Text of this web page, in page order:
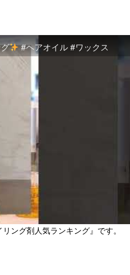
#ヘアオイル #ワックス
ング剤人気ランキング』です。